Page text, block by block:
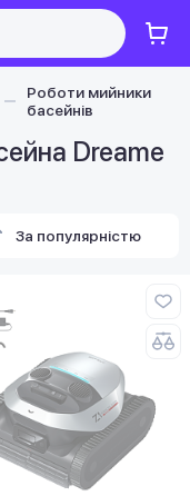
Роботи мийники
басейнів
Dreame
За популярністю